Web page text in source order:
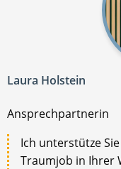
Laura Holstein
Ansprechpartnerin
Ich unterstütze
Traumjob in Ihrer